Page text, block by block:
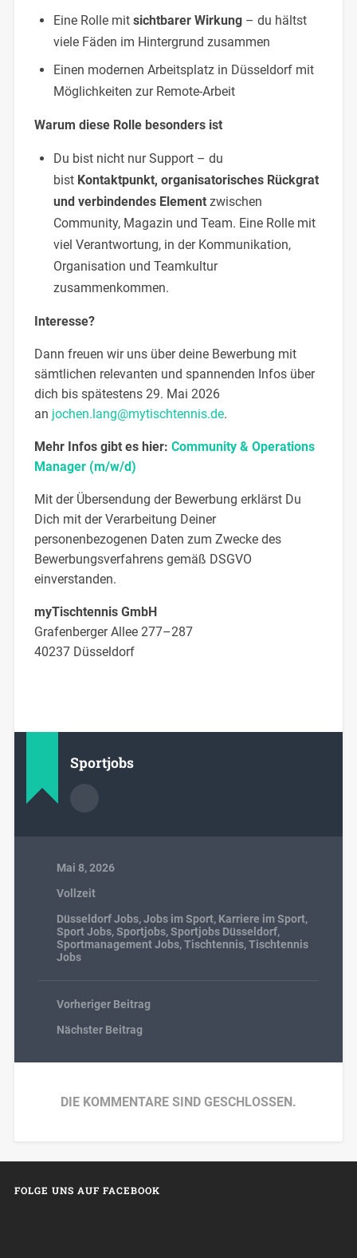
Eine Rolle mit sichtbarer Wirkung– du hältst
viele Fäden im Hintergrund zusammen
Einen modernen Arbeitsplatz in Düsseldorf mit
Möglichkeiten zur Remote-Arbeit
Warum diese Rolle besonders ist
Du bist nicht nur Support – du
bist Kontaktpunkt, organisatorisches Rückgrat
und verbindendes Elementzwischen
Community, Magazin und Team. Eine Rolle mit
viel Verantwortung, in der Kommunikation,
Organisation und Teamkultur
zusammenkommen.
Interesse?
Dann freuen wir uns über deine Bewerbung mit
sämtlichen relevanten und spannenden Infos über
dich bis spätestens 29. Mai 2026
an jochen.lang@mytischtennis.de.
Mehr Infos gibt es hier: Community & Operations
Manager (m/w/d)
Mit der Übersendung der Bewerbung erklärst Du
Dich mit der Verarbeitung Deiner
personenbezogenen Daten zum Zwecke des
Bewerbungsverfahrens gemäß DSGVO
einverstanden.
myTischtennis GmbH
Grafenberger Allee 277–287
40237 Düsseldorf
Sportjobs
Mai 8, 2026
Vollzeit
Düsseldorf Jobs,Jobs im Sport, Karriere im Sport,
Sport Jobs,Sportjobs,Sportjobs Düsseldorf,
Sportmanagement Jobs,Tischtennis,Tischtennis
Jobs
Vorheriger Beitrag
Nächster Beitrag
DIE KOMMENTARE SIND GESCHLOSSEN.
FOLGE UNS AUF FACEBOOK